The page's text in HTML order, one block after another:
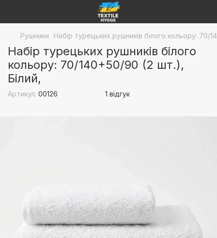
Рушники Набір турецьких рушників білого кольору: 70/
Набір турецьких рушників білого
кольору: 70/140+50/90 (2 шт.),
Білий,
Артикул: 00126 1 відгук